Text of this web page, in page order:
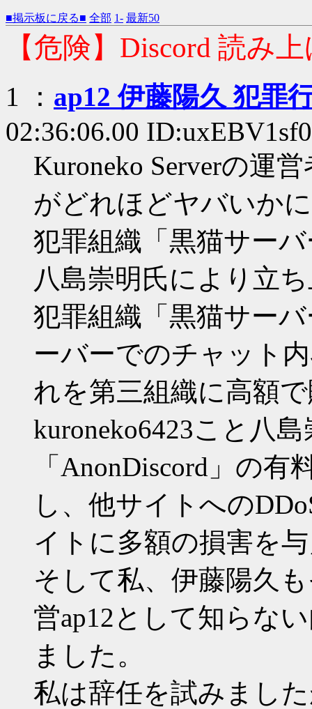
■掲示板に戻る■ 全部 1- 最新50
【危険】Discord 読み
1 ： ap12 伊藤陽久 犯罪
02:36:06.00 ID:uxEBV1sf0
Kuroneko Serverの運
がどれほどヤバいか
犯罪組織「黒猫サー
八島崇明氏により立
犯罪組織「黒猫サー
ーバーでのチャット
れを第三組織に高額
kuroneko6423こと八
「AnonDiscord」の有
し、他サイトへの
イトに多額の損害を
そして私、伊藤陽久
営ap12として知らな
ました。
私は辞任を試みまし